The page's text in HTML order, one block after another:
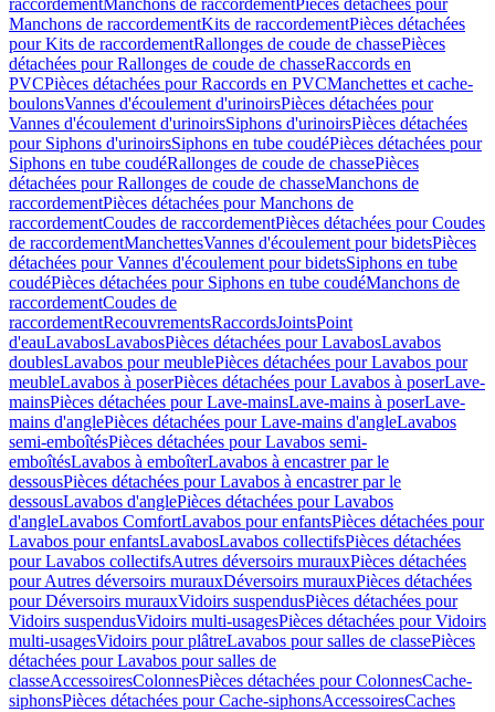
raccordementManchons de raccordementPièces détachées pour
Manchons de raccordementKits de raccordementPièces détachées
pour Kits de raccordementRallonges de coude de chassePièces
détachées pour Rallonges de coude de chasseRaccords en
PVCPièces détachées pour Raccords en PVCManchettes et cache-
boulonsVannes d'écoulement d'urinoirsPièces détachées pour
Vannes d'écoulement d'urinoirsSiphons d'urinoirsPièces détachées
pour Siphons d'urinoirsSiphons en tube coudéPièces détachées pour
Siphons en tube coudéRallonges de coude de chassePièces
détachées pour Rallonges de coude de chasseManchons de
raccordementPièces détachées pour Manchons de
raccordementCoudes de raccordementPièces détachées pour Coudes
de raccordementManchettesVannes d'écoulement pour bidetsPièces
détachées pour Vannes d'écoulement pour bidetsSiphons en tube
coudéPièces détachées pour Siphons en tube coudéManchons de
raccordementCoudes de
raccordementRecouvrementsRaccordsJointsPoint
d'eauLavabosLavabosPièces détachées pour LavabosLavabos
doublesLavabos pour meublePièces détachées pour Lavabos pour
meubleLavabos à poserPièces détachées pour Lavabos à poserLave-
mainsPièces détachées pour Lave-mainsLave-mains à poserLave-
mains d'anglePièces détachées pour Lave-mains d'angleLavabos
semi-emboîtésPièces détachées pour Lavabos semi-
emboîtésLavabos à emboîterLavabos à encastrer par le
dessousPièces détachées pour Lavabos à encastrer par le
dessousLavabos d'anglePièces détachées pour Lavabos
d'angleLavabos ComfortLavabos pour enfantsPièces détachées pour
Lavabos pour enfantsLavabosLavabos collectifsPièces détachées
pour Lavabos collectifsAutres déversoirs murauxPièces détachées
pour Autres déversoirs murauxDéversoirs murauxPièces détachées
pour Déversoirs murauxVidoirs suspendusPièces détachées pour
Vidoirs suspendusVidoirs multi-usagesPièces détachées pour Vidoirs
multi-usagesVidoirs pour plâtreLavabos pour salles de classePièces
détachées pour Lavabos pour salles de
classeAccessoiresColonnesPièces détachées pour ColonnesCache-
siphonsPièces détachées pour Cache-siphonsAccessoiresCaches